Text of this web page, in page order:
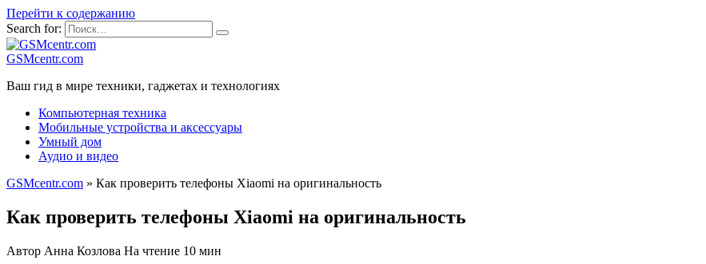
Перейти к содержанию
Search for:
GSMcentr.com
Ваш гид в мире техники, гаджетах и технологиях
Компьютерная техника
Мобильные устройства и аксессуары
Умный дом
Аудио и видео
GSMcentr.com » Как проверить телефоны Xiaomi на оригинальность
Как проверить телефоны Xiaomi на оригинальность
Автор Анна Козлова На чтение 10 мин